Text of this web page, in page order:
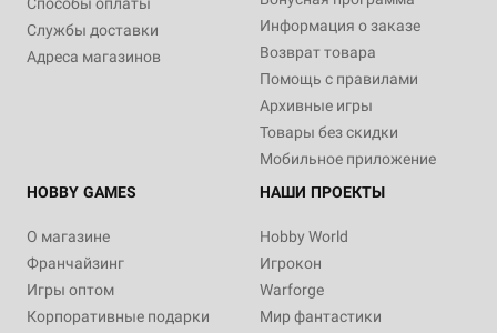
Способы оплаты
Службы доставки
Адреса магазинов
Информация о заказе
Возврат товара
Помощь с правилами
Архивные игры
Товары без скидки
Мобильное приложение
HOBBY GAMES
О магазине
Франчайзинг
Игры оптом
Корпоративные подарки
НАШИ ПРОЕКТЫ
Hobby World
Игрокон
Warforge
Мир фантастики